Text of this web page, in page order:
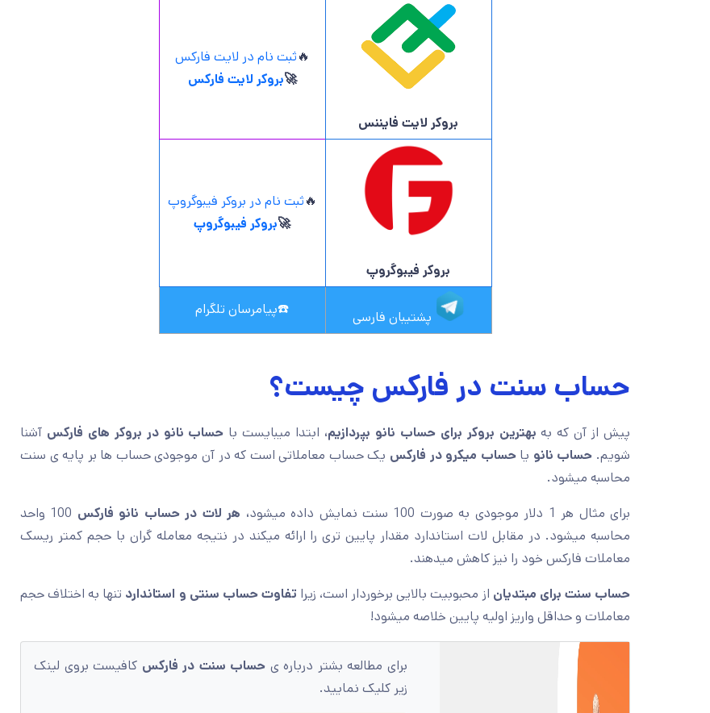
بروکر لایت فایننس
🔥ثبت نام در لایت فارکس
🚀بروکر لایت فارکس
بروکر فیبوگروپ
🔥ثبت نام در بروکر فیبوگروپ
🚀بروکر فیبوگروپ
پشتیبان فارسی ☎️پیامرسان تلگرام
حساب سنت در فارکس چیست؟
پیش از آن که بهبهترین بروکر برای حساب نانو بپردازیم، ابتدا میبایست با حساب نانو در بروکر های فارکس آشنا
شویم. حساب نانو یاحساب میکرو در فارکس یک حساب معاملاتی است که در آن موجودی حساب ها بر پایه ی سنت
محاسبه میشود.
برای مثال هر 1 دلار موجودی به صورت 100 سنت نمایش داده میشود
، هر لات در حساب نانو فارکس
100 واحد
محاسبه میشود. در مقابل لات استاندارد مقدار پایین تری را ارائه میکند در نتیجه معامله گران با حجم کمتر ریسک
معاملات فارکس خود را نیز کاهش میدهند.
حساب سنت برای مبتدیان از محبوبیت بالایی برخوردار است، زیرا تفاوت حساب سنتی و استاندارد تنها به اختلاف حجم
معاملات و حداقل واریز اولیه پایین خلاصه میشود!
برای مطالعه بشتر درباره ی حساب سنت در فارکس کافیست بروی لینک
زیر کلیک نمایید.